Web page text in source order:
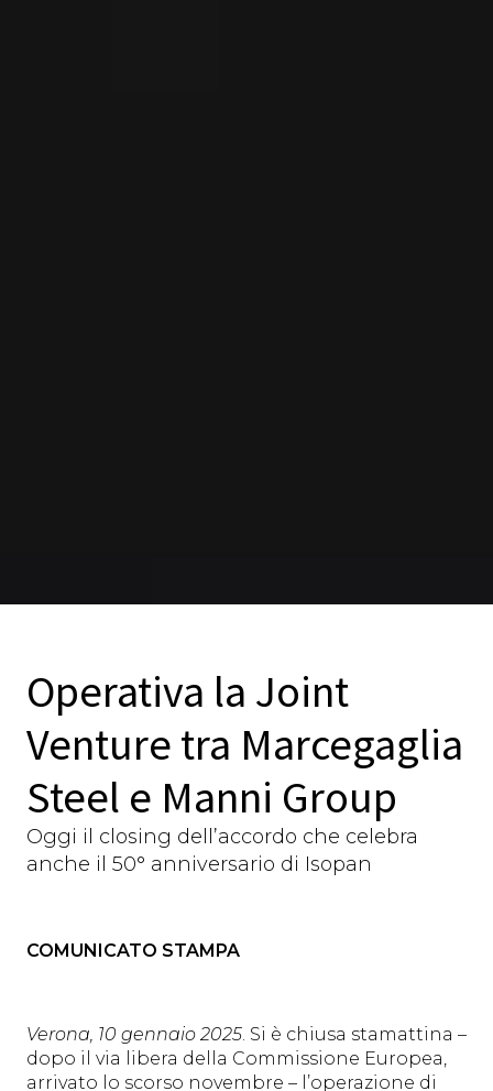
Operativa la Joint
Venture tra Marcegaglia
Steel e Manni Group
Oggi il closing dell’accordo che celebra
anche il 50° anniversario di Isopan
COMUNICATO STAMPA
Verona, 10 gennaio 2025. Si è chiusa stamattina –
dopo il via libera della Commissione Europea,
arrivato lo scorso novembre – l’operazione di